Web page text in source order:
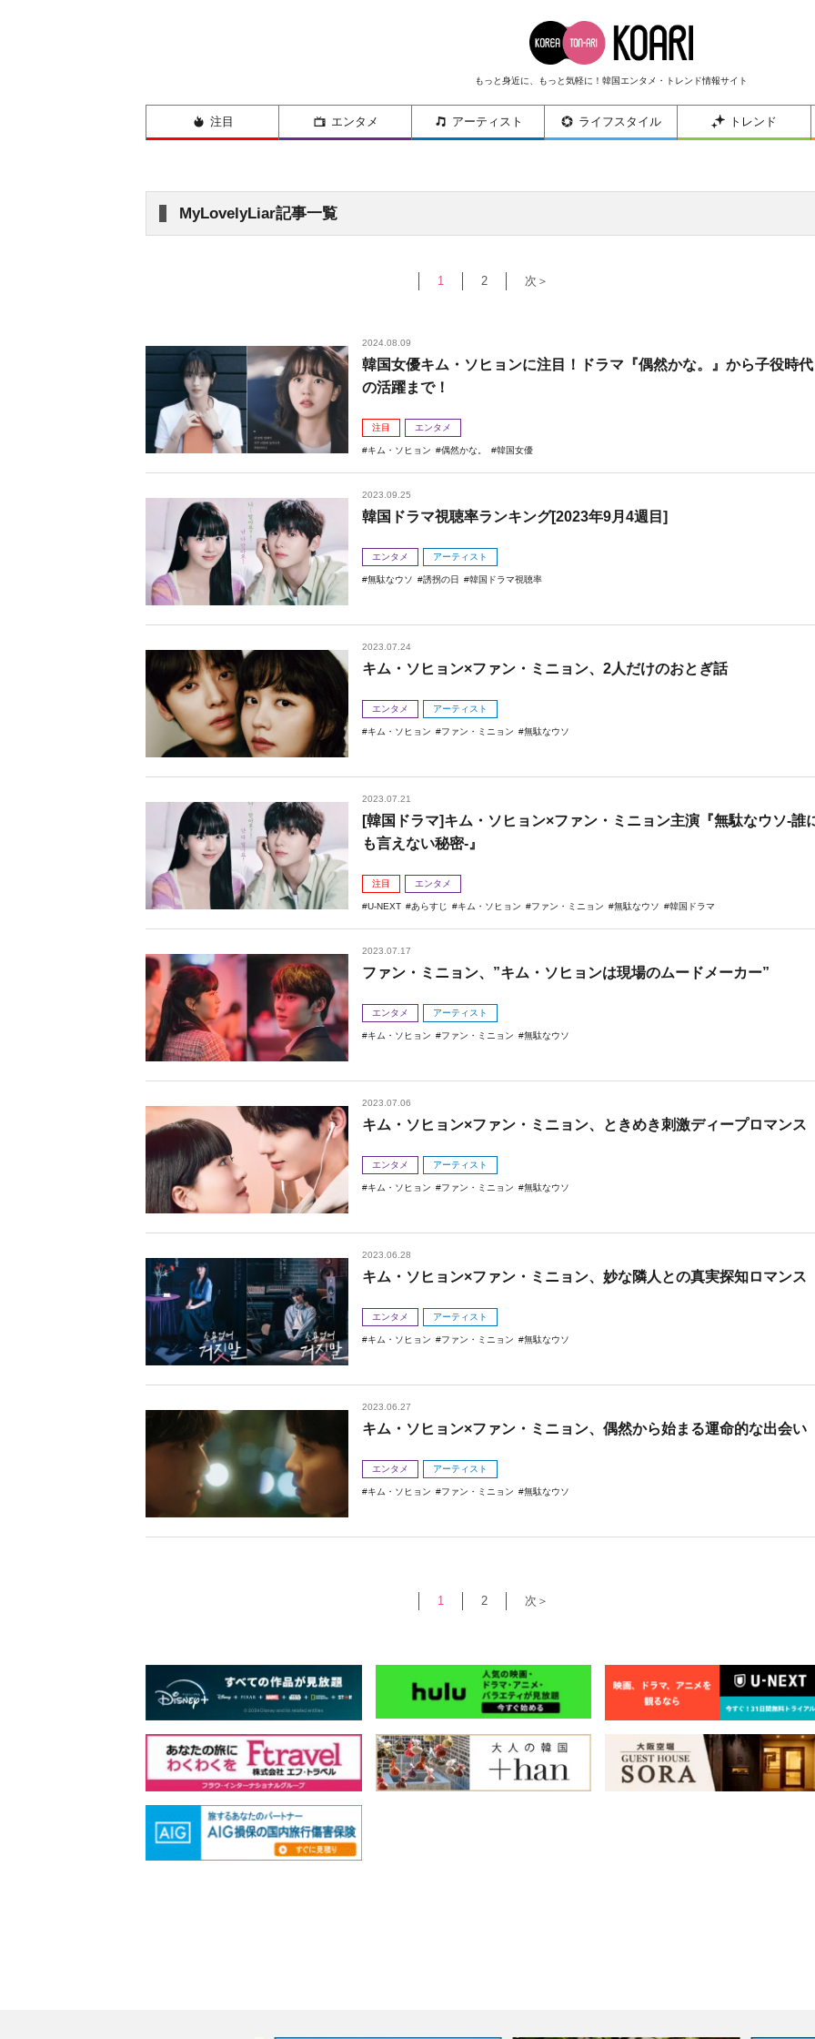
もっと身近に、もっと気軽に！韓国エンタメ・トレンド情報サイト
注目 エンタメ アーティスト ライフスタイル トレンド
MyLovelyLiar記事一覧
1 2 次＞
2024.08.09
韓国女優キム・ソヒョンに注目！ドラマ『偶然かな。』から子役時代
の活躍まで！
注目 エンタメ
キム・ソヒョン 偶然かな。 韓国女優
2023.09.25
韓国ドラマ視聴率ランキング[2023年9月4週目]
エンタメ アーティスト
無駄なウソ 誘拐の日 韓国ドラマ視聴率
2023.07.24
キム・ソヒョン×ファン・ミニョン、2人だけのおとぎ話
エンタメ アーティスト
キム・ソヒョン ファン・ミニョン 無駄なウソ
2023.07.21
[韓国ドラマ]キム・ソヒョン×ファン・ミニョン主演『無駄なウソ-誰
も言えない秘密-』
注目 エンタメ
U-NEXT あらすじ キム・ソヒョン ファン・ミニョン 無駄なウソ 韓国ドラマ
2023.07.17
ファン・ミニョン、”キム・ソヒョンは現場のムードメーカー”
エンタメ アーティスト
キム・ソヒョン ファン・ミニョン 無駄なウソ
2023.07.06
キム・ソヒョン×ファン・ミニョン、ときめき刺激ディープロマンス
エンタメ アーティスト
キム・ソヒョン ファン・ミニョン 無駄なウソ
2023.06.28
キム・ソヒョン×ファン・ミニョン、妙な隣人との真実探知ロマンス
エンタメ アーティスト
キム・ソヒョン ファン・ミニョン 無駄なウソ
2023.06.27
キム・ソヒョン×ファン・ミニョン、偶然から始まる運命的な出会い
エンタメ アーティスト
キム・ソヒョン ファン・ミニョン 無駄なウソ
1 2 次＞